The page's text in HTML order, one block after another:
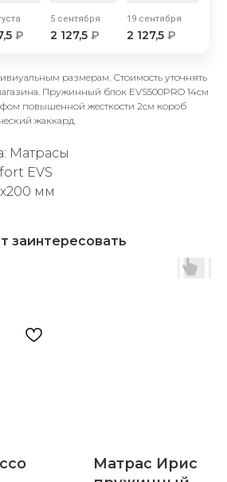
₽
5 сентября
2 127,5 ₽
19 сентября
2 127,5 ₽
размерам. Стоимость уточнять
Пружинный блок EVS500PRO 14см
повышенной жесткости 2см короб
жаккард
Матрасы
EVS
мм
заинтересовать
Матрас Ирис